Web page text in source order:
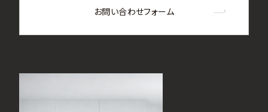
お問い合わせフォーム